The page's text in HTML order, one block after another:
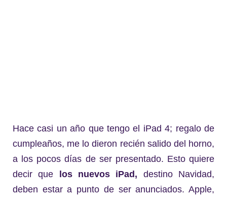
Hace casi un año que tengo el iPad 4; regalo de
cumpleaños, me lo dieron recién salido del horno,
a los pocos días de ser presentado. Esto quiere
decir que
los nuevos iPad, destino Navidad,
deben estar a punto de ser anunciados. Apple,